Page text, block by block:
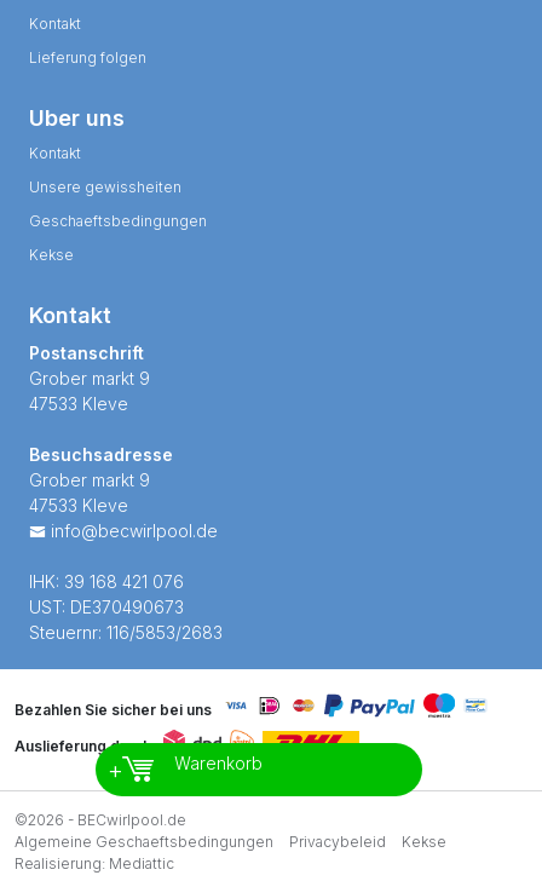
+ Warenkorb
Kontakt
Lieferung folgen
Uber uns
Kontakt
Unsere gewissheiten
Geschaeftsbedingungen
Kekse
Kontakt
Postanschrift
Grober markt 9
47533 Kleve
Besuchsadresse
Grober markt 9
47533 Kleve
info@becwirlpool.de
IHK: 39 168 421 076
UST: DE370490673
Steuernr: 116/5853/2683
Bezahlen Sie sicher bei uns
Auslieferung durch
©2026 - BECwirlpool.de
Algemeine Geschaeftsbedingungen
Privacybeleid
Kekse
Realisierung: Mediattic